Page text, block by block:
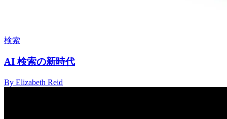
検索
AI 検索の新時代
By Elizabeth Reid